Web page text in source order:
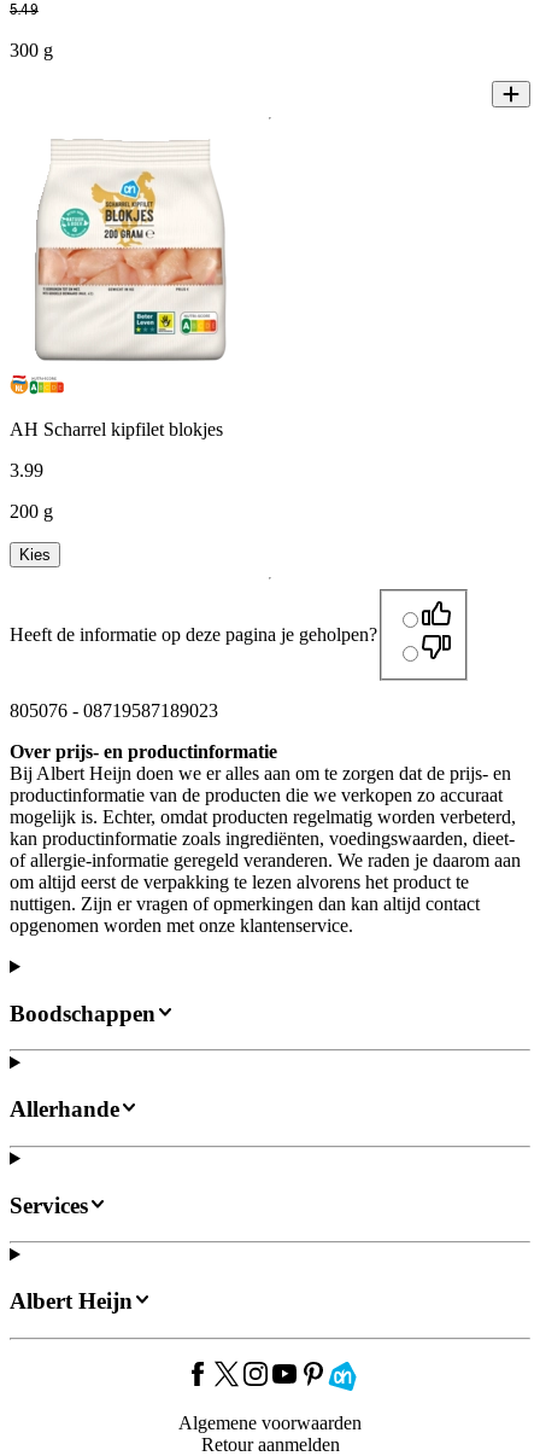
5.49
300 g
AH Scharrel kipfilet blokjes
3.99
200 g
Kies
Heeft de informatie op deze pagina je geholpen?
805076 - 08719587189023
Over prijs- en productinformatie
Bij Albert Heijn doen we er alles aan om te zorgen dat de prijs- en
productinformatie van de producten die we verkopen zo accuraat
mogelijk is. Echter, omdat producten regelmatig worden verbeterd,
kan productinformatie zoals ingrediënten, voedingswaarden, dieet-
of allergie-informatie geregeld veranderen. We raden je daarom aan
om altijd eerst de verpakking te lezen alvorens het product te
nuttigen. Zijn er vragen of opmerkingen dan kan altijd contact
opgenomen worden met onze klantenservice.
Boodschappen
Allerhande
Services
Albert Heijn
Algemene voorwaarden
Retour aanmelden